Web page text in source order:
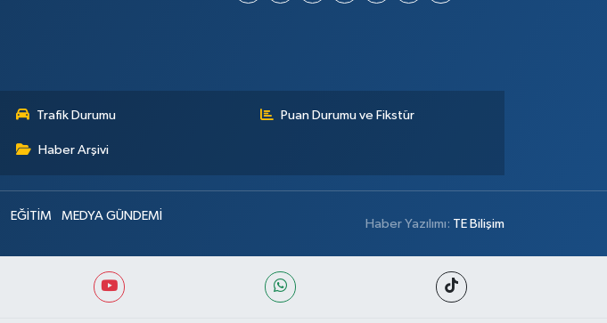
Trafik Durumu Puan Durumu ve Fikstür
Haber Arşivi
EĞİTİM MEDYA GÜNDEMİ
Haber Yazılımı: TE Bilişim